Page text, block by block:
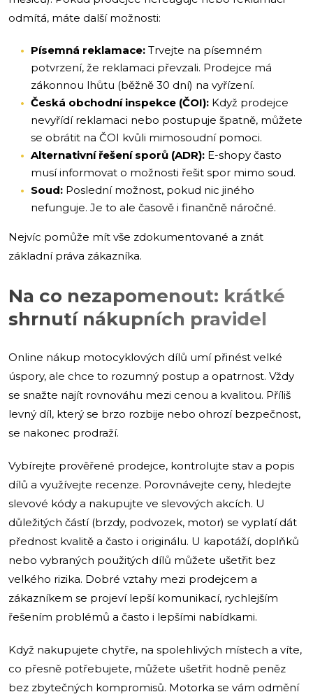
odmítá, máte další možnosti:
Písemná reklamace: Trvejte na písemném
potvrzení, že reklamaci převzali. Prodejce má
zákonnou lhůtu (běžně 30 dní) na vyřízení.
Česká obchodní inspekce (ČOI): Když prodejce
nevyřídí reklamaci nebo postupuje špatně, můžete
se obrátit na ČOI kvůli mimosoudní pomoci.
Alternativní řešení sporů (ADR): E-shopy často
musí informovat o možnosti řešit spor mimo soud.
Soud: Poslední možnost, pokud nic jiného
nefunguje. Je to ale časově i finančně náročné.
Nejvíc pomůže mít vše zdokumentované a znát
základní práva zákazníka.
Na co nezapomenout: krátké
shrnutí nákupních pravidel
Online nákup motocyklových dílů umí přinést velké
úspory, ale chce to rozumný postup a opatrnost. Vždy
se snažte najít rovnováhu mezi cenou a kvalitou. Příliš
levný díl, který se brzo rozbije nebo ohrozí bezpečnost,
se nakonec prodraží.
Vybírejte prověřené prodejce, kontrolujte stav a popis
dílů a využívejte recenze. Porovnávejte ceny, hledejte
slevové kódy a nakupujte ve slevových akcích. U
důležitých částí (brzdy, podvozek, motor) se vyplatí dát
přednost kvalitě a často i originálu. U kapotáží, doplňků
nebo vybraných použitých dílů můžete ušetřit bez
velkého rizika. Dobré vztahy mezi prodejcem a
zákazníkem se projeví lepší komunikací, rychlejším
řešením problémů a často i lepšími nabídkami.
Když nakupujete chytře, na spolehlivých místech a víte,
co přesně potřebujete, můžete ušetřit hodně peněz
bez zbytečných kompromisů. Motorka se vám odmění